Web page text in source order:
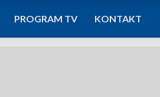
PROGRAM TV KONTAKT